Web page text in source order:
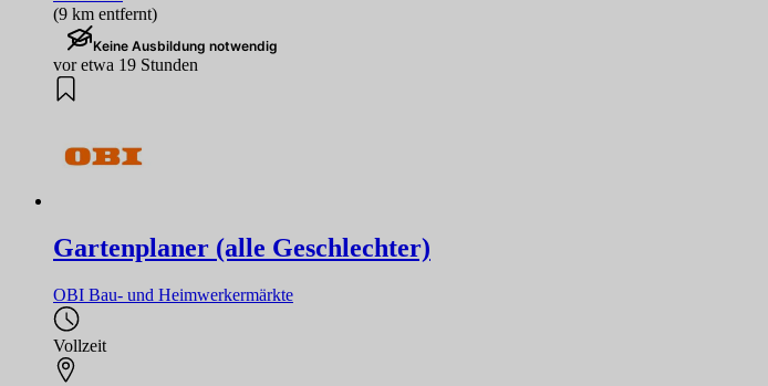
(9 km entfernt)
Keine Ausbildung notwendig
vor etwa 19 Stunden
Gartenplaner (alle Geschlechter)
OBI Bau- und Heimwerkermärkte
Vollzeit